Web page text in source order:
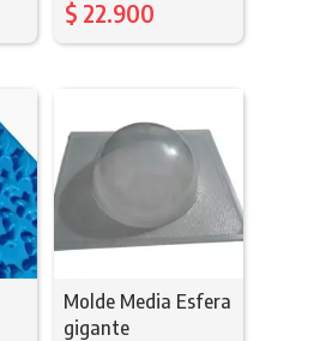
$ 22.900
Molde Media Esfera
gigante